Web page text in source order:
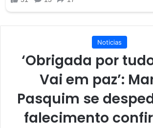
Noticias
‘Obrigada por
Vai em paz’:
Pasquim se
falecimento